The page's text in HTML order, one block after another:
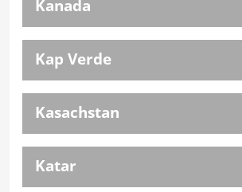
Kanada
Kap Verde
Kasachstan
Katar